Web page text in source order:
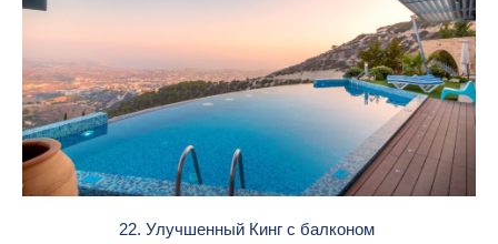
22. Улучшенный Кинг с балконом